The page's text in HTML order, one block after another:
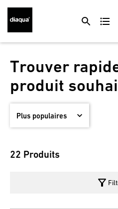
Trouver
produit
22 Produits
filter_alt